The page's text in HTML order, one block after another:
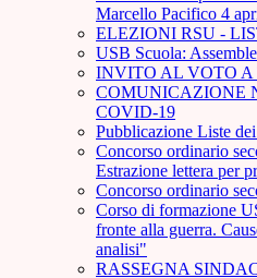
Marcello Pacifico 4
ELEZIONI RSU -
USB Scuola:
INVITO AL VOTO
COMUNICAZIONE
COVID-19
Pubblicazione Liste
Concorso ordinario
Estrazione lettera per
Concorso ordinario
Corso di formazione
fronte alla guerra.
analisi"
RASSEGNA